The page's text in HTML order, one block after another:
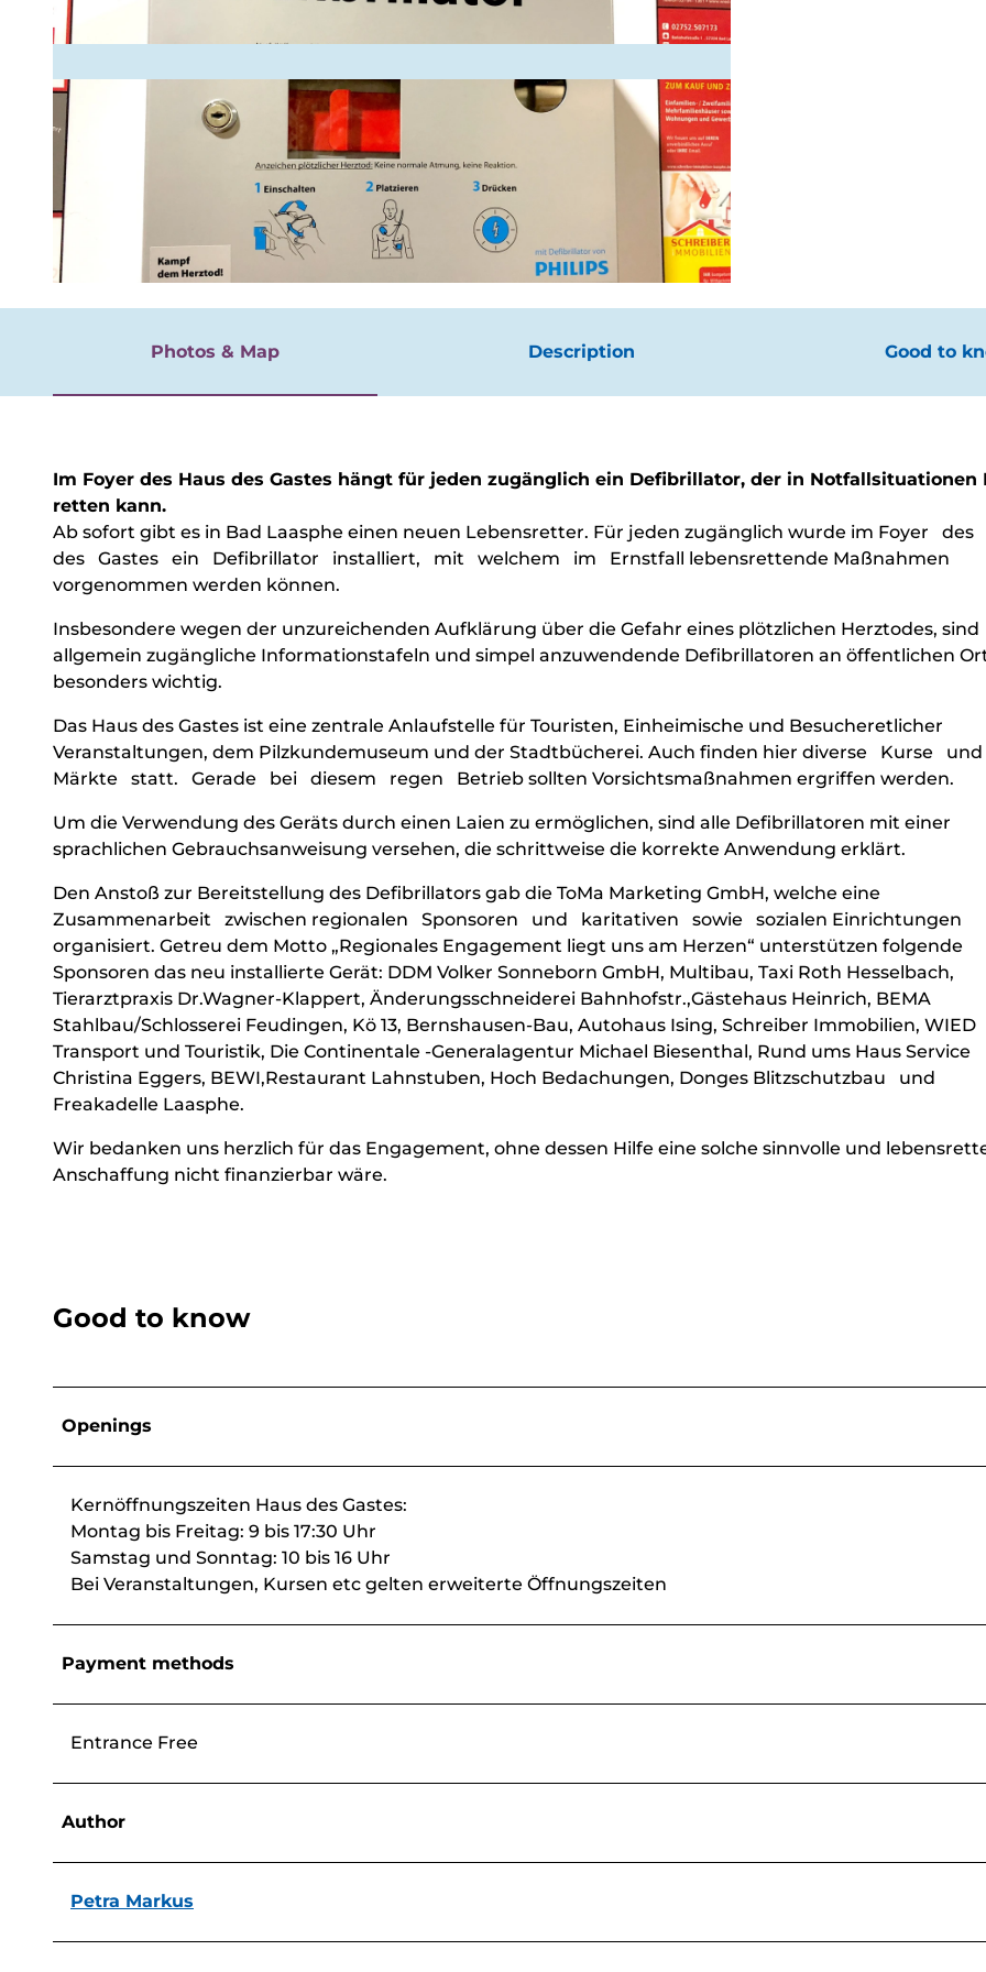
rgnügen
Photos & Map Description Good to
Im Foyer des Haus des Gastes hängt für jeden zugänglich ein Defibrillator, der in Notfallsituationen
retten kann.
Ab sofort gibt es in Bad Laasphe einen neuen Lebensretter. Für jeden zugänglich wurde im Foyer des
des Gastes ein Defibrillator installiert, mit welchem im Ernstfall lebensrettende Maßnahmen
vorgenommen werden können.
Insbesondere wegen der unzureichenden Aufklärung über die Gefahr eines plötzlichen Herztodes, sind
allgemein zugängliche Informationstafeln und simpel anzuwendende Defibrillatoren an öffentlichen
besonders wichtig.
Das Haus des Gastes ist eine zentrale Anlaufstelle für Touristen, Einheimische und Besucheretlicher
Veranstaltungen, dem Pilzkundemuseum und der Stadtbücherei. Auch finden hier diverse Kurse und
Märkte statt. Gerade bei diesem regen Betrieb sollten Vorsichtsmaßnahmen ergriffen werden.
Um die Verwendung des Geräts durch einen Laien zu ermöglichen, sind alle Defibrillatoren mit einer
sprachlichen Gebrauchsanweisung versehen, die schrittweise die korrekte Anwendung erklärt.
Den Anstoß zur Bereitstellung des Defibrillators gab die ToMa Marketing GmbH, welche eine
Zusammenarbeit zwischen regionalen Sponsoren und karitativen sowie sozialen Einrichtungen
organisiert. Getreu dem Motto „Regionales Engagement liegt uns am Herzen“ unterstützen folgende
Sponsoren das neu installierte Gerät: DDM Volker Sonneborn GmbH, Multibau, Taxi Roth Hesselbach,
Tierarztpraxis Dr.Wagner-Klappert, Änderungsschneiderei Bahnhofstr.,Gästehaus Heinrich, BEMA
Stahlbau/Schlosserei Feudingen, Kö 13, Bernshausen-Bau, Autohaus Ising, Schreiber Immobilien, WIED
Transport und Touristik, Die Continentale -Generalagentur Michael Biesenthal, Rund ums Haus Service
Christina Eggers, BEWI,Restaurant Lahnstuben, Hoch Bedachungen, Donges Blitzschutzbau und
Freakadelle Laasphe.
Wir bedanken uns herzlich für das Engagement, ohne dessen Hilfe eine solche sinnvolle und
Anschaffung nicht finanzierbar wäre.
Good to know
Openings
Kernöffnungszeiten Haus des Gastes:
Montag bis Freitag: 9 bis 17:30 Uhr
Samstag und Sonntag: 10 bis 16 Uhr
Bei Veranstaltungen, Kursen etc gelten erweiterte Öffnungszeiten
Payment methods
Entrance Free
Author
Petra Markus